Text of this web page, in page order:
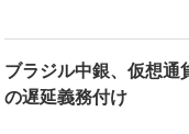
ブラジル中銀、仮想通
の遅延義務付け